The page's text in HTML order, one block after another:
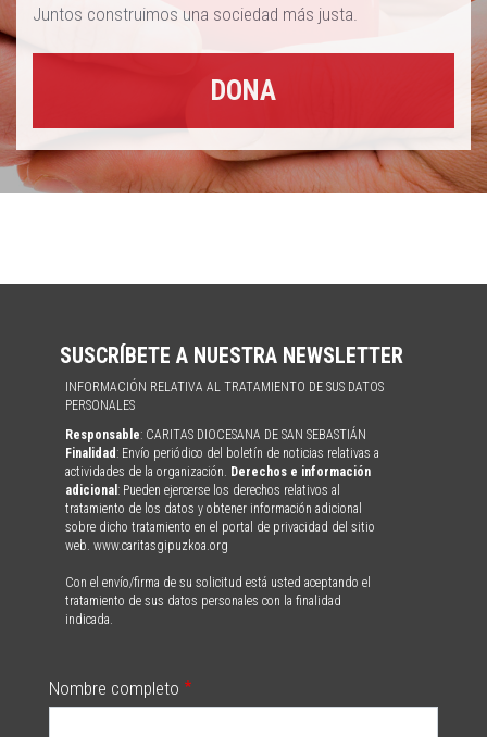
Juntos construimos una sociedad más justa.
DONA
SUSCRÍBETE A NUESTRA NEWSLETTER
INFORMACIÓN RELATIVA AL TRATAMIENTO DE SUS DATOS
PERSONALES
Responsable: CARITAS DIOCESANA DE SAN SEBASTIÁN
Finalidad : Envío periódico del boletín de noticias relativas a
actividades de la organización. Derechos e información
adicional : Pueden ejercerse los derechos relativos al
tratamiento de los datos y obtener información adicional
sobre dicho tratamiento en el portal de privacidad del sitio
web. www.caritasgipuzkoa.org
Con el envío/firma de su solicitud está usted aceptando el
tratamiento de sus datos personales con la finalidad
indicada.
Nombre completo